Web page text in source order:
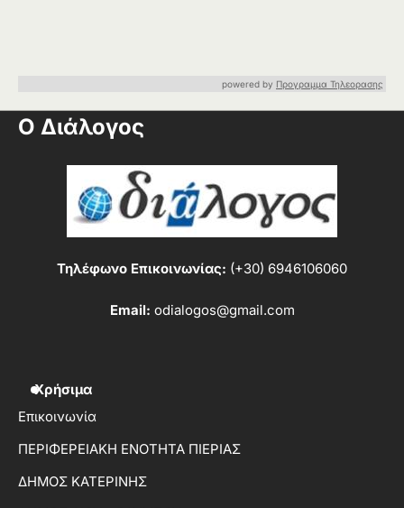
powered by Προγραμμα Τηλεορασης
Ο Διάλογος
Τηλέφωνο Επικοινωνίας: (+30) 6946106060
Email: odialogos@gmail.com
Χρήσιμα
Επικοινωνία
ΠΕΡΙΦΕΡΕΙΑΚΗ ΕΝΟΤΗΤΑ ΠΙΕΡΙΑΣ
ΔΗΜΟΣ ΚΑΤΕΡΙΝΗΣ